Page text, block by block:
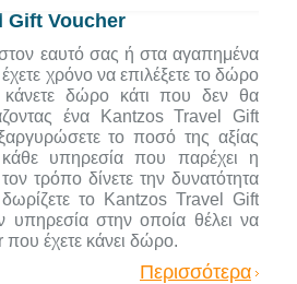
Gift Voucher
εαυτό σας ή στα αγαπημένα
χρόνο να επιλέξετε το δώρο
κάνετε δώρο κάτι που δεν θα
ένα Kantzos Travel Gift
το ποσό της αξίας
υπηρεσία που παρέχει η
τρόπο δίνετε την δυνατότητα
το Kantzos Travel Gift
υπηρεσία στην οποία θέλει να
έχετε κάνει δώρο.
Περισσότερα